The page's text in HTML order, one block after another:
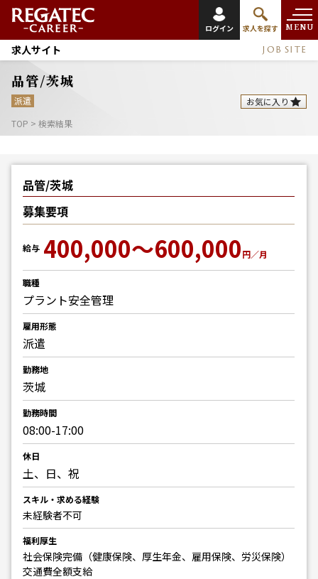
ログイン 求人を探す MENU
求人サイト JOB SITE
品管/茨城
派遣
お気に入り
TOP > 検索結果
品管/茨城
募集要項
給与 400,000～600,000円／月
職種
プラント安全管理
雇用形態
派遣
勤務地
茨城
勤務時間
08:00-17:00
休日
土、日、祝
スキル・求める経験
未経験者不可
福利厚生
社会保険完備（健康保険、厚生年金、雇用保険、労災保険）
交通費全額支給